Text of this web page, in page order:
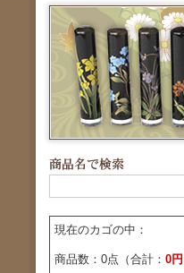
現在のカゴの中：
商品数：0点（合計： 0円